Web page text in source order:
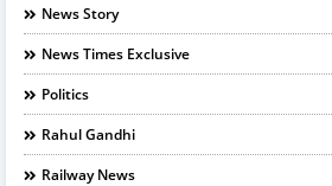
News Story
News Times Exclusive
Politics
Rahul Gandhi
Railway News